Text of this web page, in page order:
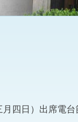
係的安
其他協
日）出席電台